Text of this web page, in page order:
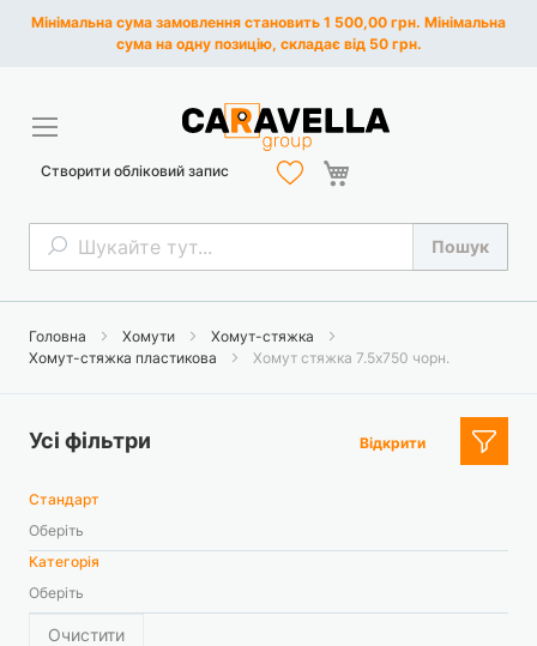
Мінімальна сума замовлення становить 1 500,00 грн. Мінімальна
сума на одну позицію, складає від 50 грн.
Пошук Пошук
Створити обліковий запис
Головна Хомути
Хомут-стяжка
Хомут-стяжка пластикова
Хомут стяжка 7.5х750 чорн.
Усі фільтри Відкрити
Стандарт
Оберіть
Категорія
Оберіть
Очистити